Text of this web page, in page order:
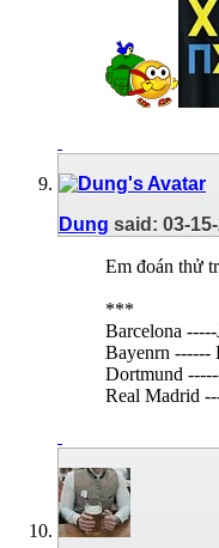
Dung said: 03-
Em đoán thử
***
Barcelona
Bayenrn ------
Dortmund
Real Madrid